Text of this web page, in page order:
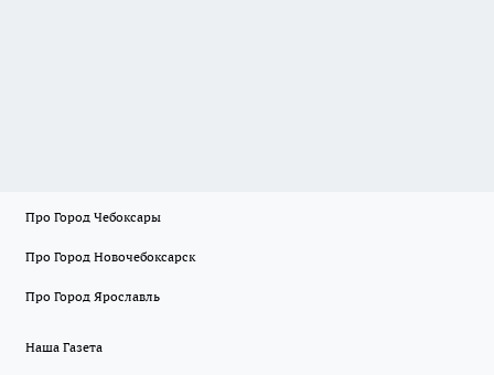
Про Город Чебоксары
Про Город Новочебоксарск
Про Город Ярославль
Наша Газета